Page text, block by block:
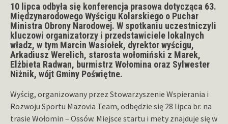
10 lipca odbyła się konferencja prasowa dotycząca 63.
Międzynarodowego Wyścigu Kolarskiego o Puchar
Ministra Obrony Narodowej. W spotkaniu uczestniczyli
kluczowi organizatorzy i przedstawiciele lokalnych
władz, w tym Marcin Wasiołek, dyrektor wyścigu,
Arkadiusz Werelich, starosta wołomiński z Marek,
Elżbieta Radwan, burmistrz Wołomina oraz Sylwester
Niżnik, wójt Gminy Poświętne.
Wyścig, organizowany przez Stowarzyszenie Wspierania i
Rozwoju Sportu Mazovia Team, odbędzie się 28 lipca br. na
trasie Wołomin – Ossów. Miejsce startu i mety znajduje się w